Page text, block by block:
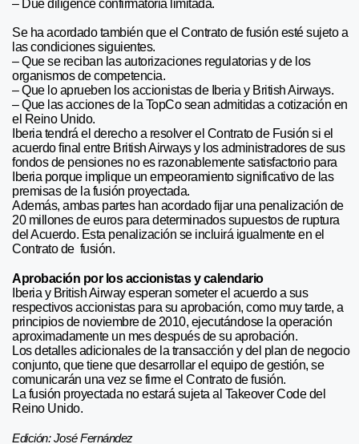
– Due diligence confirmatoria limitada.
Se ha acordado también que el Contrato de fusión esté sujeto a
las condiciones siguientes.
– Que se reciban las autorizaciones regulatorias y de los
organismos de competencia.
– Que lo aprueben los accionistas de Iberia y British Airways.
– Que las acciones de la TopCo sean admitidas a cotización en
el Reino Unido.
Iberia tendrá el derecho a resolver el Contrato de Fusión si el
acuerdo final entre British Airways y los administradores de sus
fondos de pensiones no es razonablemente satisfactorio para
Iberia porque implique un empeoramiento significativo de las
premisas de la fusión proyectada.
Además, ambas partes han acordado fijar una penalización de
20 millones de euros para determinados supuestos de ruptura
del Acuerdo. Esta penalización se incluirá igualmente en el
Contrato de fusión.
Aprobación por los accionistas y calendario
Iberia y British Airway esperan someter el acuerdo a sus
respectivos accionistas para su aprobación, como muy tarde, a
principios de noviembre de 2010, ejecutándose la operación
aproximadamente un mes después de su aprobación.
Los detalles adicionales de la transacción y del plan de negocio
conjunto, que tiene que desarrollar el equipo de gestión, se
comunicarán una vez se firme el Contrato de fusión.
La fusión proyectada no estará sujeta al Takeover Code del
Reino Unido.
Edición: José Fernández